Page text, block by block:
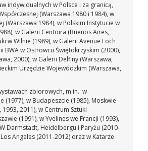
indywidualnych w Polsce i za granicą,
(Warszawa 1980 i 1984), w
(Warszawa 1984), w Polskim Instytucie w
w Galerii Centoira (Buenos Aires,
w Wilnie (1989), w Galerii Avenue Foch
BWA w Ostrowcu Świętokrzyskim (2000),
2000), w Galerii Delfiny (Warszawa,
Urzędzie Wojewódzkim (Warszawa,
zbiorowych, m.in.: w
(1977), w Budapeszcie (1985), Moskwie
2011), w Centrum Sztuki
(1991), w Yvelines we Francji (1993),
Darmstadt, Heidelbergu i Paryżu (2010-
Angeles (2011-2012) oraz w Katarze